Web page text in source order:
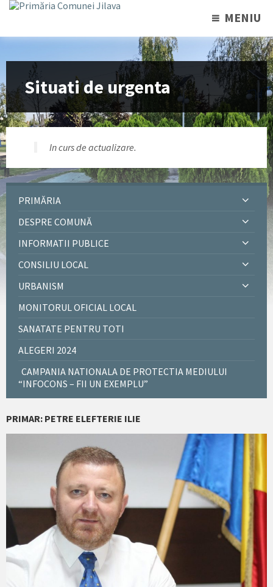
MENIU
Situati de urgenta
In curs de actualizare.
PRIMĂRIA
DESPRE COMUNĂ
INFORMATII PUBLICE
CONSILIU LOCAL
URBANISM
MONITORUL OFICIAL LOCAL
SANATATE PENTRU TOTI
ALEGERI 2024
CAMPANIA NATIONALA DE PROTECTIA MEDIULUI
“INFOCONS – FII UN EXEMPLU”
PRIMAR: PETRE ELEFTERIE ILIE